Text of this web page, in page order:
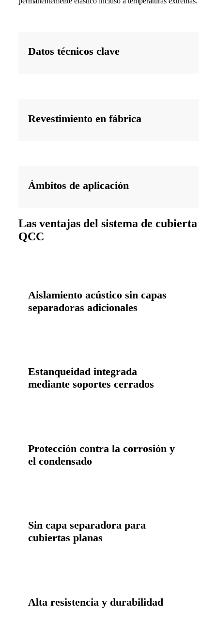
Datos técnicos clave
Revestimiento en fábrica
Ámbitos de aplicación
Las ventajas del sistema de cubierta
QCC
Aislamiento acústico sin capas
separadoras adicionales
Estanqueidad integrada
mediante soportes cerrados
Protección contra la corrosión y
el condensado
Sin capa separadora para
cubiertas planas
Alta resistencia y durabilidad